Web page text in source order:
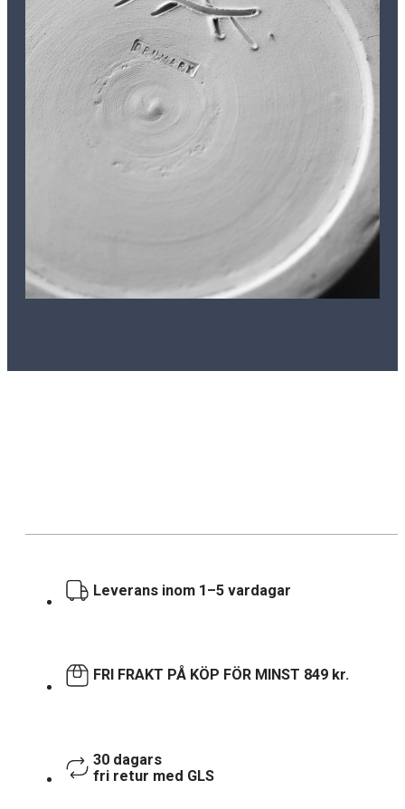
Leverans inom 1–5 vardagar
FRI FRAKT PÅ KÖP FÖR MINST 849 kr.
30 dagars
fri retur med GLS